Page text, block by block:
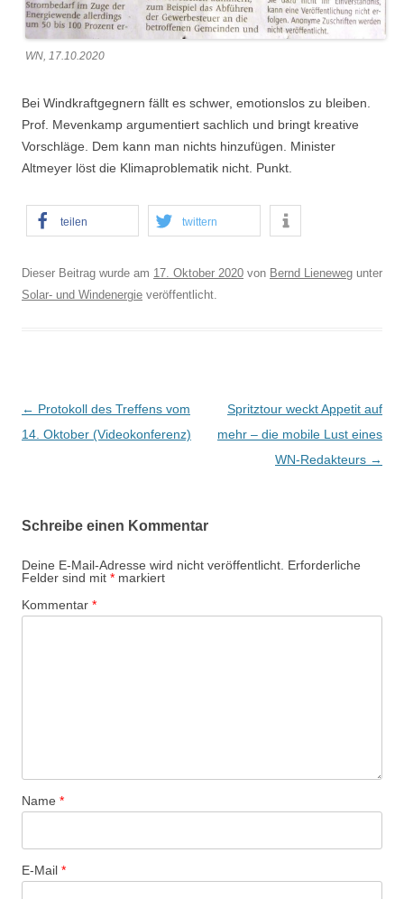
WN, 17.10.2020
Bei Windkraftgegnern fällt es schwer, emotionslos zu bleiben.
Prof. Mevenkamp argumentiert sachlich und bringt kreative
Vorschläge. Dem kann man nichts hinzufügen. Minister
Altmeyer löst die Klimaproblematik nicht. Punkt.
teilen twittern
Dieser Beitrag wurde am 17. Oktober 2020 von Bernd Lieneweg unter
Solar- und Windenergie veröffentlicht.
B
e
a
g
s
-
i
n
← Protokoll des Treffens vom
14. Oktober (Videokonferenz)
Spritztour weckt Appetit auf
mehr – die mobile Lust eines
WN-Redakteurs →
Schreibe einen Kommentar
Deine E-Mail-Adresse wird nicht veröffentlicht. Erforderliche
Felder sind mit * markiert
Kommentar *
Name *
E-Mail *